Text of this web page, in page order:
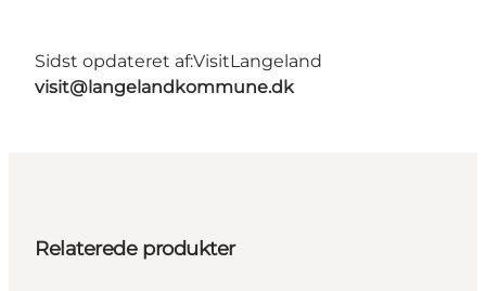
Sidst opdateret af:VisitLangeland
visit@langelandkommune.dk
Relaterede produkter